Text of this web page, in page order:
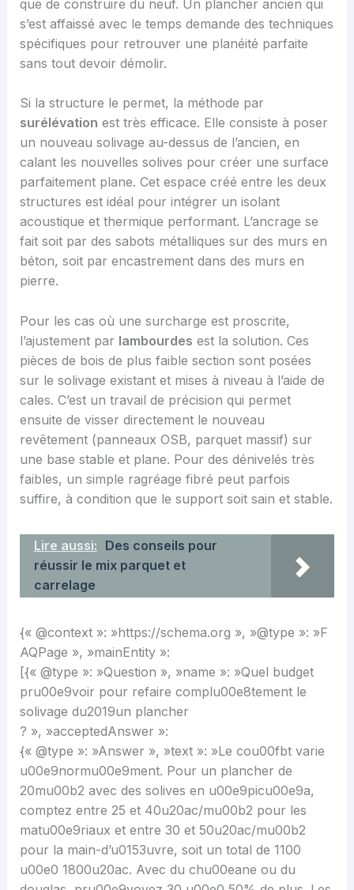
que de construire du neuf. Un plancher ancien qui
s’est affaissé avec le temps demande des techniques
spécifiques pour retrouver une planéité parfaite
sans tout devoir démolir.
Si la structure le permet, la méthode par
surélévation est très efficace. Elle consiste à poser
un nouveau solivage au-dessus de l’ancien, en
calant les nouvelles solives pour créer une surface
parfaitement plane. Cet espace créé entre les deux
structures est idéal pour intégrer un isolant
acoustique et thermique performant. L’ancrage se
fait soit par des sabots métalliques sur des murs en
béton, soit par encastrement dans des murs en
pierre.
Pour les cas où une surcharge est proscrite,
l’ajustement par lambourdes est la solution. Ces
pièces de bois de plus faible section sont posées
sur le solivage existant et mises à niveau à l’aide de
cales. C’est un travail de précision qui permet
ensuite de visser directement le nouveau
revêtement (panneaux OSB, parquet massif) sur
une base stable et plane. Pour des dénivelés très
faibles, un simple ragréage fibré peut parfois
suffire, à condition que le support soit sain et stable.
Lire aussi: Des conseils pour
réussir le mix parquet et
carrelage
{« @context »: »https://schema.org », »@type »: »F
AQPage », »mainEntity »:
[{« @type »: »Question », »name »: »Quel budget
pru00e9voir pour refaire complu00e8tement le
solivage du2019un plancher
? », »acceptedAnswer »:
{« @type »: »Answer », »text »: »Le cou00fbt varie
u00e9normu00e9ment. Pour un plancher de
20mu00b2 avec des solives en u00e9picu00e9a,
comptez entre 25 et 40u20ac/mu00b2 pour les
matu00e9riaux et entre 30 et 50u20ac/mu00b2
pour la main-d’u0153uvre, soit un total de 1100
u00e0 1800u20ac. Avec du chu00eane ou du